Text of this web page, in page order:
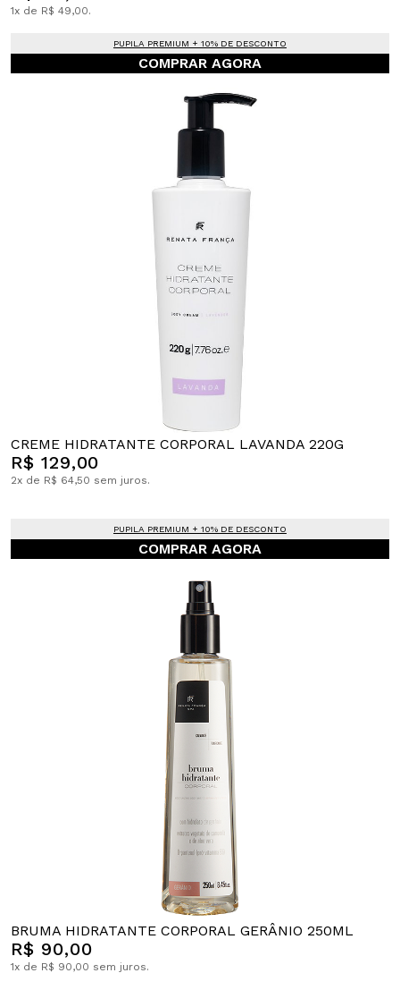
1x de R$ 49,00.
PUPILA PREMIUM + 10% DE DESCONTO
COMPRAR AGORA
CREME HIDRATANTE CORPORAL LAVANDA 220G
R$ 129,00
2x de R$ 64,50 sem juros.
PUPILA PREMIUM + 10% DE DESCONTO
COMPRAR AGORA
BRUMA HIDRATANTE CORPORAL GERÂNIO 250ML
R$ 90,00
1x de R$ 90,00 sem juros.